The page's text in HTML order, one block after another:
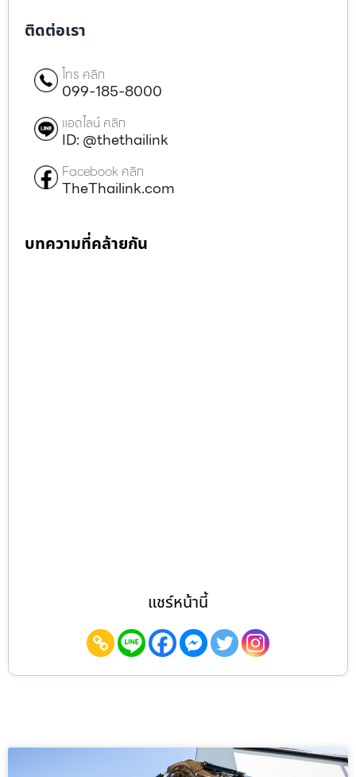
ติดต่อเรา
โทร คลิก
099-185-8000
แอดไลน์ คลิก
ID: @thethailink
Facebook คลิก
TheThailink.com
บทความที่คล้ายกัน
แชร์หน้านี้